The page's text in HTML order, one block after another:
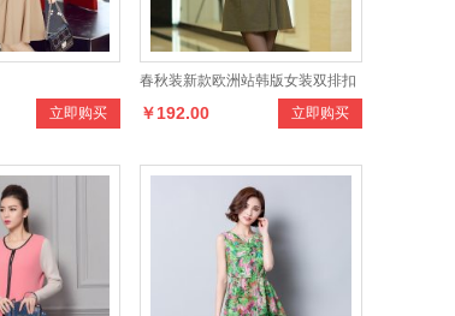
立即购买
春秋装新款欧洲站韩版女装双排扣
女式风衣外套 立即购买
￥192.00